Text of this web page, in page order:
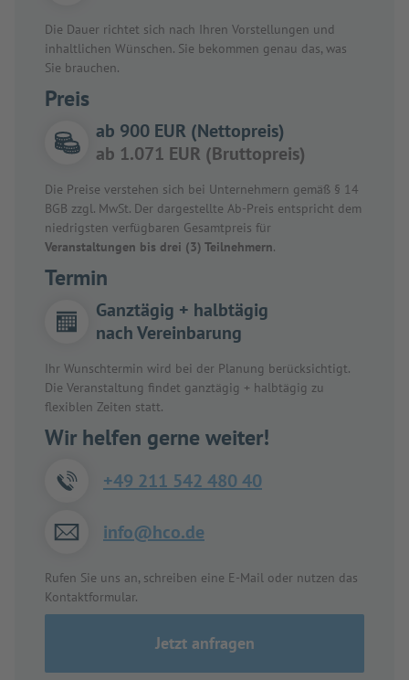
Die Dauer richtet sich nach Ihren Vorstellungen und
inhaltlichen Wünschen. Sie bekommen genau das, was
Sie brauchen.
Preis
ab 900 EUR (Nettopreis)
ab 1.071 EUR (Bruttopreis)
Die Preise verstehen sich bei Unternehmern gemäß § 14
BGB zzgl. MwSt. Der dargestellte Ab-Preis entspricht dem
niedrigsten verfügbaren Gesamtpreis für
Veranstaltungen bis drei (3) Teilnehmern.
Termin
Ganztägig + halbtägig
nach Vereinbarung
Ihr Wunschtermin wird bei der Planung berücksichtigt.
Die Veranstaltung findet ganztägig + halbtägig zu
flexiblen Zeiten statt.
Wir helfen gerne weiter!
+49 211 542 480 40
info@hco.de
Rufen Sie uns an, schreiben eine E-Mail oder nutzen das
Kontaktformular.
Jetzt anfragen